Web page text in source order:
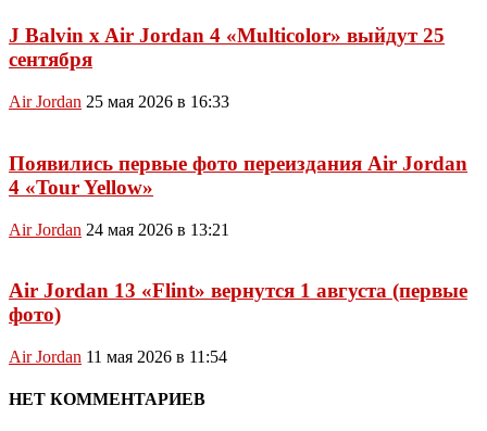
J Balvin x Air Jordan 4 «Multicolor» выйдут 25
сентября
Air Jordan 25 мая 2026 в 16:33
Появились первые фото переиздания Air Jordan
4 «Tour Yellow»
Air Jordan 24 мая 2026 в 13:21
Air Jordan 13 «Flint» вернутся 1 августа (первые
фото)
Air Jordan 11 мая 2026 в 11:54
НЕТ КОММЕНТАРИЕВ